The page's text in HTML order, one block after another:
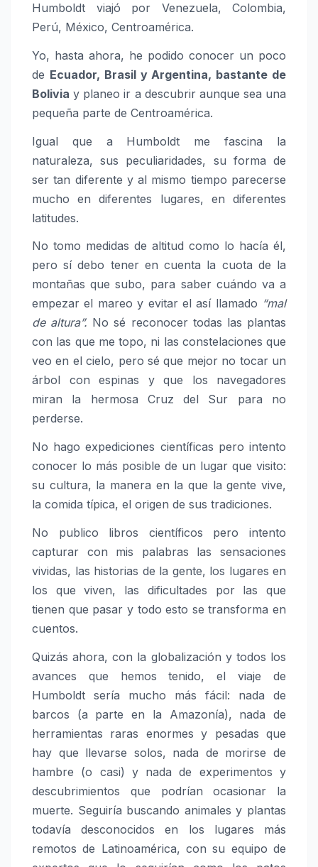
Humboldt viajó por Venezuela, Colombia,
Perú, México, Centroamérica.
Yo, hasta ahora, he podido conocer un poco
de Ecuador, Brasil y Argentina, bastante de
Bolivia y planeo ir a descubrir aunque sea una
pequeña parte de Centroamérica.
Igual que a Humboldt me fascina la
naturaleza, sus peculiaridades, su forma de
ser tan diferente y al mismo tiempo parecerse
mucho en diferentes lugares, en diferentes
latitudes.
No tomo medidas de altitud como lo hacía él,
pero sí debo tener en cuenta la cuota de la
montañas que subo, para saber cuándo va a
empezar el mareo y evitar el así llamado “mal
de altura”. No sé reconocer todas las plantas
con las que me topo, ni las constelaciones que
veo en el cielo, pero sé que mejor no tocar un
árbol con espinas y que los navegadores
miran la hermosa Cruz del Sur para no
perderse.
No hago expediciones científicas pero intento
conocer lo más posible de un lugar que visito:
su cultura, la manera en la que la gente vive,
la comida típica, el origen de sus tradiciones.
No publico libros científicos pero intento
capturar con mis palabras las sensaciones
vividas, las historias de la gente, los lugares en
los que viven, las dificultades por las que
tienen que pasar y todo esto se transforma en
cuentos.
Quizás ahora, con la globalización y todos los
avances que hemos tenido, el viaje de
Humboldt sería mucho más fácil: nada de
barcos (a parte en la Amazonía), nada de
herramientas raras enormes y pesadas que
hay que llevarse solos, nada de morirse de
hambre (o casi) y nada de experimentos y
descubrimientos que podrían ocasionar la
muerte. Seguiría buscando animales y plantas
todavía desconocidos en los lugares más
remotos de Latinoamérica, con su equipo de